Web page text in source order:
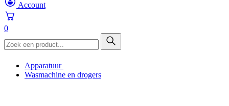
Account
0
Apparatuur
Wasmachine en drogers